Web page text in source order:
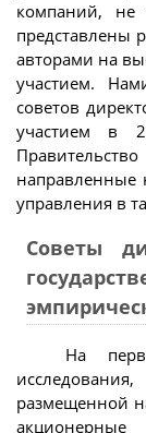
компаний, не
представлены
авторами на
участием.
советов
участием в
направленные
управления в
Советы
На
размещенной